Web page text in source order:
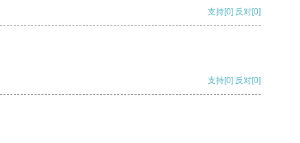
支持[0] 反对[0]
支持[0] 反对[0]